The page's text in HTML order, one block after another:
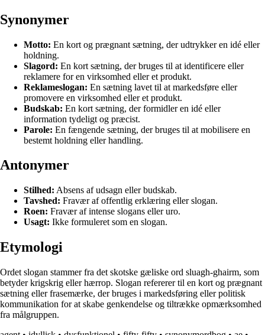
Synonymer
Motto: En kort og prægnant sætning, der udtrykker en idé eller
holdning.
Slagord: En kort sætning, der bruges til at identificere eller
reklamere for en virksomhed eller et produkt.
Reklameslogan: En sætning lavet til at markedsføre eller
promovere en virksomhed eller et produkt.
Budskab: En kort sætning, der formidler en idé eller
information tydeligt og præcist.
Parole: En fængende sætning, der bruges til at mobilisere en
bestemt holdning eller handling.
Antonymer
Stilhed: Absens af udsagn eller budskab.
Tavshed: Fravær af offentlig erklæring eller slogan.
Roen: Fravær af intense slogans eller uro.
Usagt: Ikke formuleret som en slogan.
Etymologi
Ordet slogan stammer fra det skotske gæliske ord sluagh-ghairm, som
betyder krigskrig eller hærrop. Slogan refererer til en kort og prægnant
sætning eller frasemærke, der bruges i markedsføring eller politisk
kommunikation for at skabe genkendelse og tiltrække opmærksomhed
fra målgruppen.